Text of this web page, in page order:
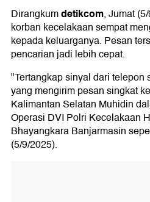
Dirangkumdetikcom, Jumat
korban kecelakaan sempat
kepada keluarganya. Pesan
pencarian jadi lebih cepat.
"Tertangkap sinyal dari telepon
yang mengirim pesan singkat
Kalimantan Selatan Muhidin
Operasi DVI Polri Kecelakaan
Bhayangkara Banjarmasin
(5/9/2025).